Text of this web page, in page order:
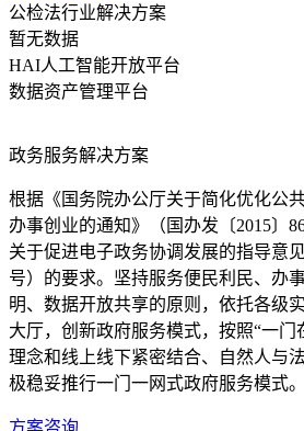
公检法行业解决方案
暂无数据
HAI人工智能开放平台
数据资产管理平台
政务服务解决方案
根据《国务院办公厅关于简化优化公
办事创业的通知》（国办发〔2015〕
关于促进电子政务协调发展的指导意
号）的要求。坚持服务便民利民、办
明、数据开放共享的原则，依托各级
大厅，创新政府服务模式，按照“一门
理念和线上线下紧密结合、自然人与
极稳妥推行一门一网式政府服务模式。
方案咨询